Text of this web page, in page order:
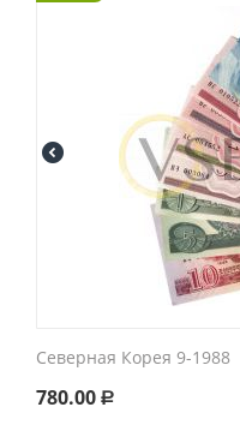
Северная Корея 9-1988
780.00 Р